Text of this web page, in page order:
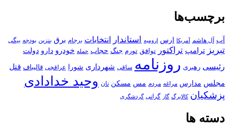
برچسب‌ها
آب آل هاشم آمریکا ارس ارومیه استاندار انتخابات برجام برق بنزین بودجه بیگی
تبریز ترامپ تراکتور توافق تورم جنگ حجاب حمله خودرو دارو دولت
رئیسی رهبری روزنامه ساقی شهرداری شورا عراقچی قالیباف قتل
مجلس مدارس مراغه مردم مس مسکن نان وحید خدادادی
پزشکیان کالابرگ گاز گرانی گردشگری
دسته ها